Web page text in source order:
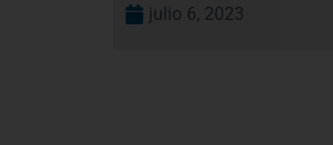
julio 6, 2023